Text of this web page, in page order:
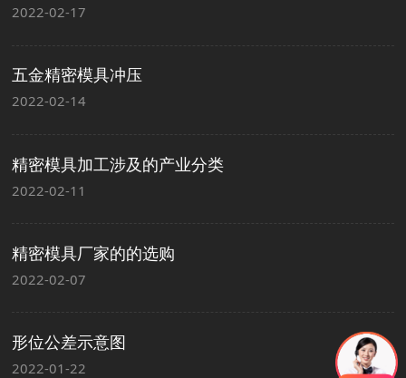
2022-02-17
五金精密模具冲压
2022-02-14
精密模具加工涉及的产业分类
2022-02-11
精密模具厂家的的选购
2022-02-07
形位公差示意图
2022-01-22